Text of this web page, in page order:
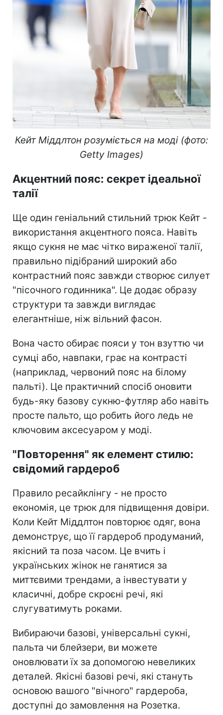
Кейт Міддлтон розуміється на моді (фото:
Getty Images)
Акцентний пояс: секрет ідеальної
талії
Ще один геніальний стильний трюк Кейт -
використання акцентного пояса. Навіть
якщо сукня не має чітко вираженої талії,
правильно підібраний широкий або
контрастний пояс завжди створює силует
"пісочного годинника". Це додає образу
структури та завжди виглядає
елегантніше, ніж вільний фасон.
Вона часто обирає пояси у тон взуттю чи
сумці або, навпаки, грає на контрасті
(наприклад, червоний пояс на білому
пальті). Це практичний спосіб оновити
будь-яку базову сукню-футляр або навіть
просте пальто, що робить його ледь не
ключовим аксесуаром у моді.
"Повторення" як елемент стилю:
свідомий гардероб
Правило ресайклінгу - не просто
економія, це трюк для підвищення довіри.
Коли Кейт Міддлтон повторює одяг, вона
демонструє, що її гардероб продуманий,
якісний та поза часом. Це вчить і
українських жінок не ганятися за
миттєвими трендами, а інвестувати у
класичні, добре скроєні речі, які
слугуватимуть роками.
Вибираючи базові, універсальні сукні,
пальта чи блейзери, ви можете
оновлювати їх за допомогою невеликих
деталей. Якісні базові речі, які стануть
основою вашого "вічного" гардероба,
доступні до замовлення на Розетка.